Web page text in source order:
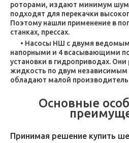
роторами, издают минимум
подходят для перекачки
Поэтому нашли применение в
станках, прессах.
Насосы НШ с двумя
напорными и 4 всасывающими
установки в гидроприводах.
жидкость по двум
обладают малой
Основные
Принимая решение купить